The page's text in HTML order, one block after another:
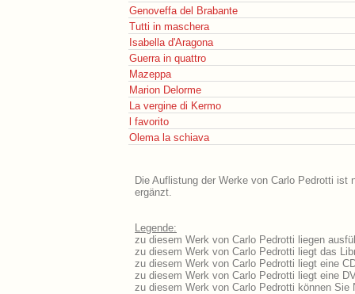
Genoveffa del Brabante
Tutti in maschera
Isabella d'Aragona
Guerra in quattro
Mazeppa
Marion Delorme
La vergine di Kermo
l favorito
Olema la schiava
Die Auflistung der Werke von Carlo Pedrotti
ergänzt.
Legende:
zu diesem Werk von Carlo Pedrotti liegen
zu diesem Werk von Carlo Pedrotti liegt das
zu diesem Werk von Carlo Pedrotti liegt eine
zu diesem Werk von Carlo Pedrotti liegt eine
zu diesem Werk von Carlo Pedrotti können Sie